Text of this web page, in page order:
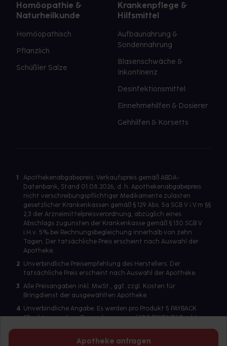
Apotheke anfragen
Homöopathie &
Naturheilkunde
Homöopathisch
Pflanzlich
Schüßler Salze
Krankenpflege &
Hilfsmittel
Aufbaunahrung &
Sondennahrung
Blasenschwäche &
Inkontinenz
Desinfektionsmittel
Einnehmehilfen & Dosierer
Gehhilfen & Korsetts
1
Apothekenabgabepreis: Verkaufspreis gemäß ABDA-
Datenbank, Stand 01.08.2026, d. h. Apothekenabgabepreis
nicht verschreibungspflichtiger Medikamente zulasten
gesetzlicher Krankenkassen gemäß § 129 Abs. 5a SGB V i.V.m §§
2,3 der Arzneimittelpreisverordnung, abzüglich eines
Abschlags zugunsten der Krankenkasse gemäß § 130 SGB V
i.H.v. 5% bei Rechnungsbegleichung innerhalb von zehn
Tagen. Der tatsächliche Preis erscheint nach Auswahl der
Apotheke.
2 Unverbindliche Preisempfehlung des Herstellers. Der
tatsächliche Preis erscheint nach Auswahl der Apotheke.
3 Alle Preisangaben inkl. MwSt., ggf. zzgl. Kosten für
Bringdienst der ausgewählten Apotheke.
4 Unverbindliche Angabe. Es werden pro Produkt 5 PAYBACK
°Punkte vergeben. Es werden maximal 100 PAYBACK Punkte